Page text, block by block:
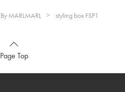
By MARLMARL styling box FSP1
Page Top